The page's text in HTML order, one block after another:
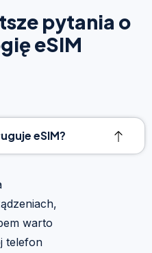
pytania o
eSIM
eSIM?
warto
telefon